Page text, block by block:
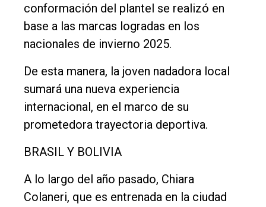
conformación del plantel se realizó en
base a las marcas logradas en los
nacionales de invierno 2025.
De esta manera, la joven nadadora local
sumará una nueva experiencia
internacional, en el marco de su
prometedora trayectoria deportiva.
BRASIL Y BOLIVIA
A lo largo del año pasado, Chiara
Colaneri, que es entrenada en la ciudad